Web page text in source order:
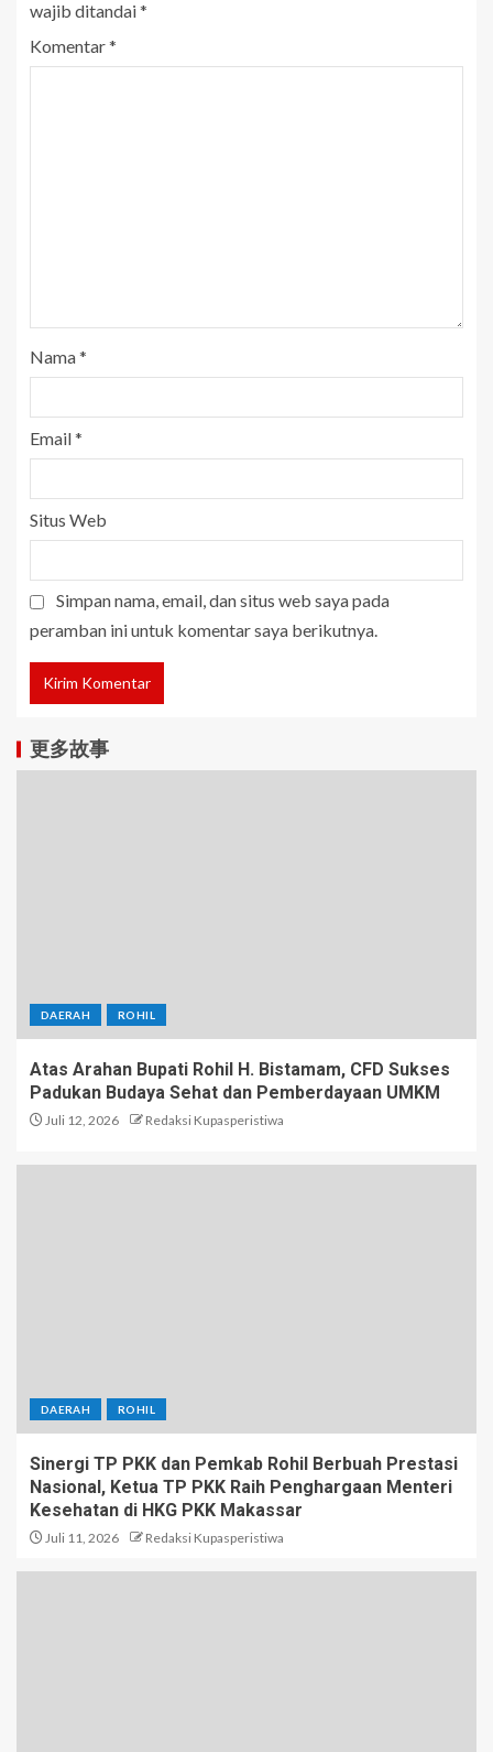
wajib ditandai*
Komentar*
Nama*
Email*
Situs Web
Simpan nama, email, dan situs web saya pada
peramban ini untuk komentar saya berikutnya.
更多故事
DAERAH ROHIL
Atas Arahan Bupati Rohil H. Bistamam, CFD Sukses
Padukan Budaya Sehat dan Pemberdayaan UMKM
Juli 12, 2026 Redaksi Kupasperistiwa
DAERAH ROHIL
Sinergi TP PKK dan Pemkab Rohil Berbuah Prestasi
Nasional, Ketua TP PKK Raih Penghargaan Menteri
Kesehatan di HKG PKK Makassar
Juli 11, 2026 Redaksi Kupasperistiwa